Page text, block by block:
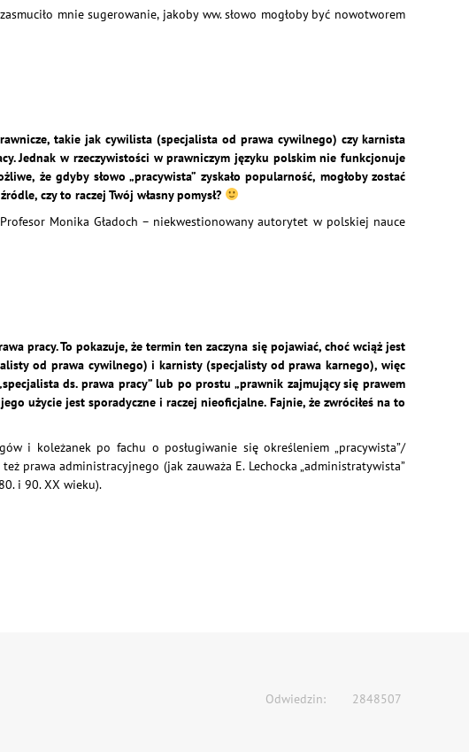
mnie sugerowanie, jakoby ww. słowo mogłoby być nowotworem
takie jak cywilista (specjalista od prawa cywilnego) czy karnista
Jednak w rzeczywistości w prawniczym języku polskim nie funkcjonuje
że gdyby słowo „pracywista” zyskało popularność, mogłoby zostać
czy to raczej Twój własny pomysł?
Monika Gładoch – niekwestionowany autorytet w polskiej nauce
pracy. To pokazuje, że termin ten zaczyna się pojawiać, choć wciąż jest
od prawa cywilnego) i karnisty (specjalisty od prawa karnego), więc
ds. prawa pracy” lub po prostu „prawnik zajmujący się prawem
użycie jest sporadyczne i raczej nieoficjalne. Fajnie, że zwróciłeś na to
i koleżanek po fachu o posługiwanie się określeniem „pracywista”/
prawa administracyjnego (jak zauważa E. Lechocka „administratywista”
i 90. XX wieku).
Odwiedzin: 2848507